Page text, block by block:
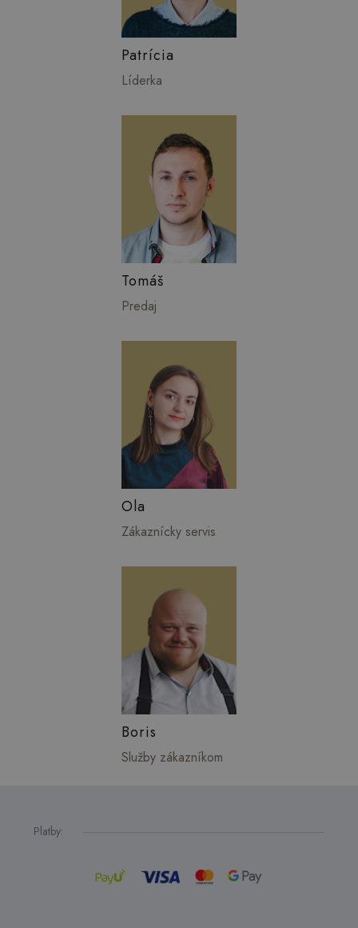
Patrícia
Líderka
Tomáš
Predaj
Ola
Zákaznícky servis
Boris
Služby zákazníkom
Platby: